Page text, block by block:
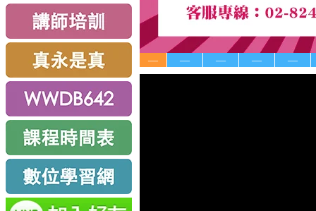
— — — — —